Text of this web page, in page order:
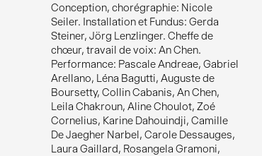
Conception, chorégraphie: Nicole
Seiler. Installation et Fundus: Gerda
Steiner, Jörg Lenzlinger. Cheffe de
chœur, travail de voix: An Chen.
Performance: Pascale Andreae, Gabriel
Arellano, Léna Bagutti, Auguste de
Boursetty, Collin Cabanis, An Chen,
Leila Chakroun, Aline Choulot, Zoé
Cornelius, Karine Dahouindji, Camille
De Jaegher Narbel, Carole Dessauges,
Laura Gaillard, Rosangela Gramoni,